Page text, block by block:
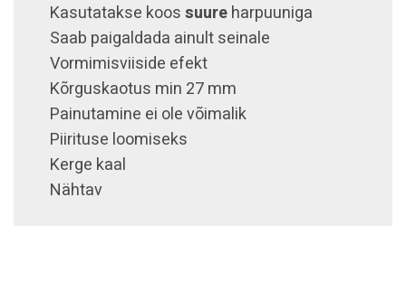
Kasutatakse koossuureharpuuniga
Saab paigaldada ainult seinale
Vormimisviiside efekt
Kõrguskaotus min 27 mm
Painutamine ei ole võimalik
Piirituse loomiseks
Kerge kaal
Nähtav